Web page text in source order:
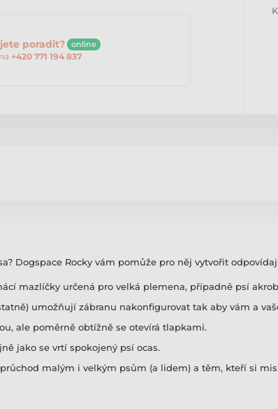
poradit? online
+420 771 194 837
Dogspace Rocky vám pomůže pro něj vytvořit
mazlíčky určená pro velká plemena, případně psí
umožňují zábranu nakonfigurovat tak aby vám a
ale poměrně obtížně se otevírá tlapkami.
jako se vrtí spokojený psí ocas.
průchod malým i velkým psům (a lidem) a těm, kteří si